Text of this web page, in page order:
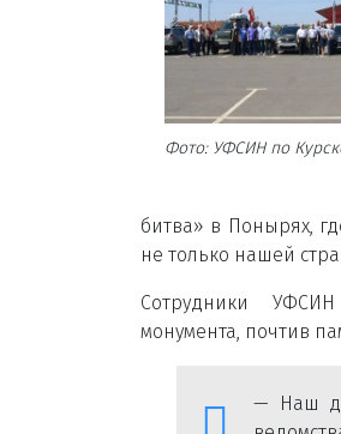
Фото: УФСИН по
битва» в Понырях,
не только нашей
Сотрудники
монумента, почтив
— Наш